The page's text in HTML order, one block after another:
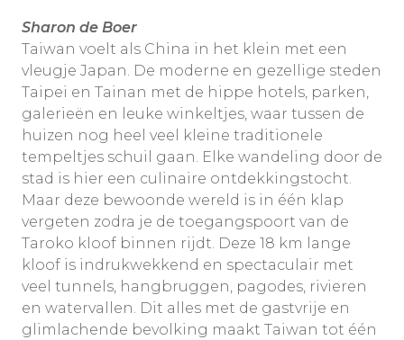
Sharon de Boer
Taiwan voelt als China in het klein met een
vleugje Japan. De moderne en gezellige steden
Taipei en Tainan met de hippe hotels, parken,
galerieën en leuke winkeltjes, waar tussen de
huizen nog heel veel kleine traditionele
tempeltjes schuil gaan. Elke wandeling door de
stad is hier een culinaire ontdekkingstocht.
Maar deze bewoonde wereld is in één klap
vergeten zodra je de toegangspoort van de
Taroko kloof binnen rijdt. Deze 18 km lange
kloof is indrukwekkend en spectaculair met
veel tunnels, hangbruggen, pagodes, rivieren
en watervallen. Dit alles met de gastvrije en
glimlachende bevolking maakt Taiwan tot één